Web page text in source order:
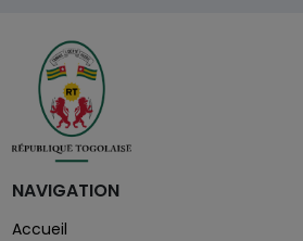
NAVIGATION
Accueil